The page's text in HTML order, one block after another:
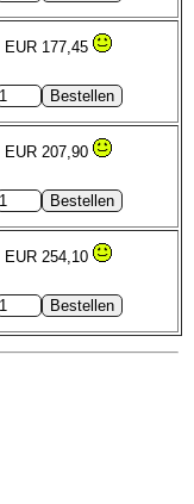
EUR 177,45
EUR 207,90
EUR 254,10